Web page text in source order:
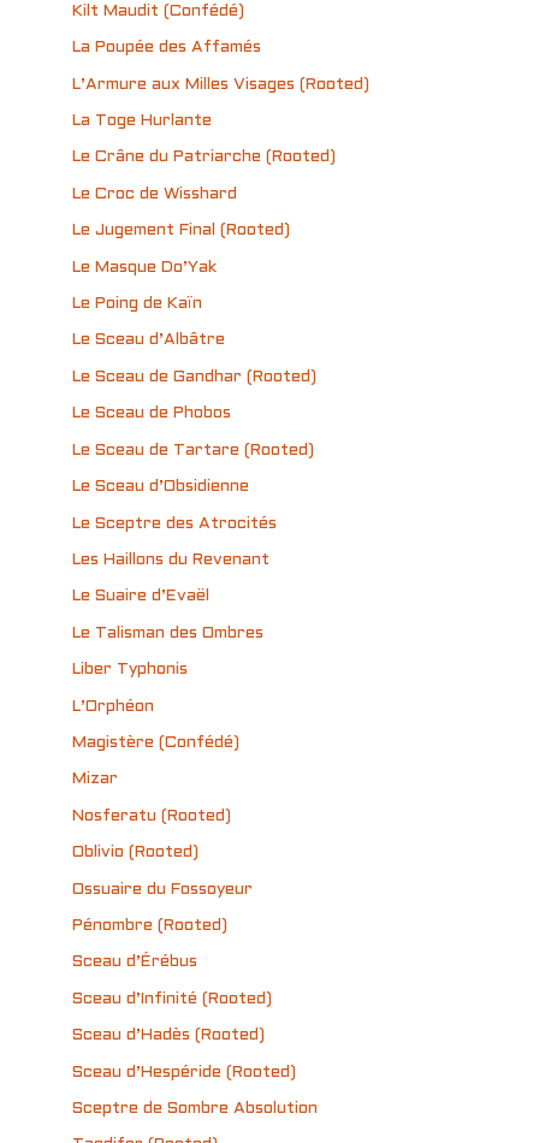
Kilt Maudit (Confédé)
La Poupée des Affamés
L’Armure aux Milles Visages (Rooted)
La Toge Hurlante
Le Crâne du Patriarche (Rooted)
Le Croc de Wisshard
Le Jugement Final (Rooted)
Le Masque Do’Yak
Le Poing de Kaïn
Le Sceau d’Albâtre
Le Sceau de Gandhar (Rooted)
Le Sceau de Phobos
Le Sceau de Tartare (Rooted)
Le Sceau d’Obsidienne
Le Sceptre des Atrocités
Les Haillons du Revenant
Le Suaire d’Evaël
Le Talisman des Ombres
Liber Typhonis
L’Orphéon
Magistère (Confédé)
Mizar
Nosferatu (Rooted)
Oblivio (Rooted)
Ossuaire du Fossoyeur
Pénombre (Rooted)
Sceau d’Érébus
Sceau d’Infinité (Rooted)
Sceau d’Hadès (Rooted)
Sceau d’Hespéride (Rooted)
Sceptre de Sombre Absolution